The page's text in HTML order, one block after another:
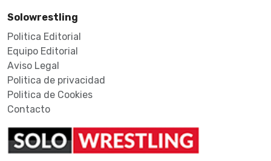
Solowrestling
Politica Editorial
Equipo Editorial
Aviso Legal
Politica de privacidad
Politica de Cookies
Contacto